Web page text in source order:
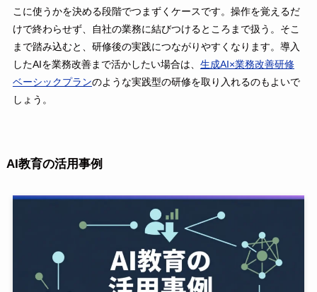
こに使うかを決める段階でつまずくケースです。操作を覚えるだ
けで終わらせず、自社の業務に結びつけるところまで扱う。そこ
まで踏み込むと、研修後の実践につながりやすくなります。導入
したAIを業務改善まで活かしたい場合は、 生成AI×業務改善研修
ベーシックプランのような実践型の研修を取り入れるのもよいで
しょう。
AI教育の活用事例